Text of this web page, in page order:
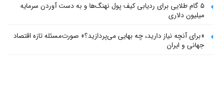
۵ گام طلایی برای ردیابی کیف پول‌ نهنگ‌ها و به دست آوردن سرمایه
میلیون دلاری
«برای آنچه نیاز دارید، چه بهایی می‌پردازید؟» صورت‌مسئله تازه اقتصاد
جهانی و ایران